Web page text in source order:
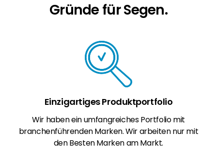
Gründe für Segen.
Einzigartiges Produktportfolio
Wir haben ein umfangreiches Portfolio mit
branchenführenden Marken. Wir arbeiten nur mit
den Besten Marken am Markt.